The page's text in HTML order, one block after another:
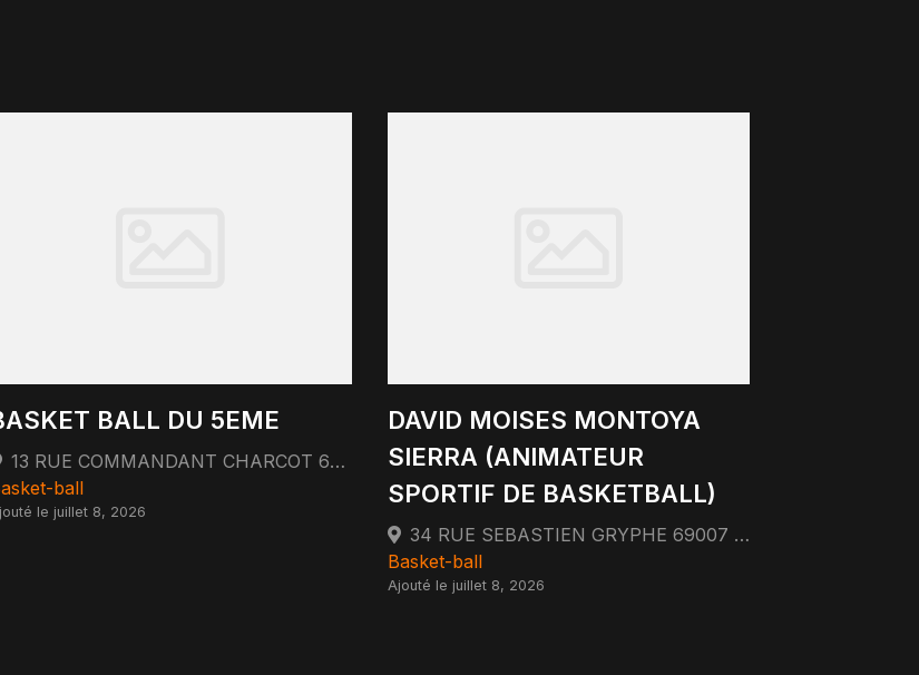
BALL DU 5EME
13 RUE COMMANDANT CHARCOT 69005 LYON
ball
le juillet 8, 2026
DAVID MOISES MONTOYA
SIERRA (ANIMATEUR
SPORTIF DE BASKETBALL)
34 RUE SEBASTIEN GRYPHE 69007 LYON
Basket-ball
Ajouté le juillet 8, 2026